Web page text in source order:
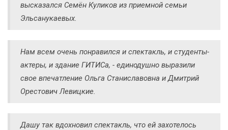
высказался Семён Куликов из приемной семьи
Эльсанукаевых.
Нам всем очень понравился и спектакль, и студенты-
актеры, и здание ГИТИСа, - единодушно выразили
свое впечатление Ольга Станиславовна и Дмитрий
Орестович Левицкие.
Дашу так вдохновил спектакль, что ей захотелось